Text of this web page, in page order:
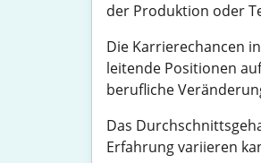
der Produktion oder
Die Karrierechancen
leitende Positionen
berufliche
Das
Erfahrung variieren